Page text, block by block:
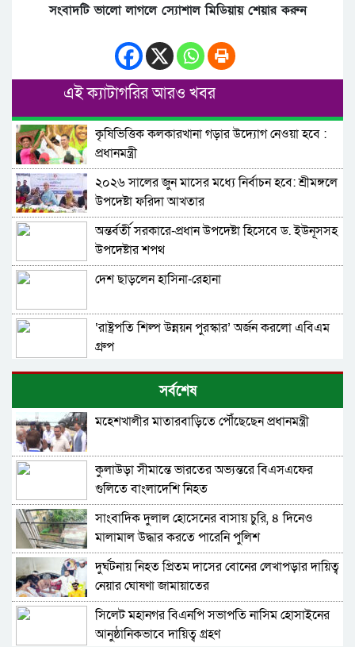
সংবাদটি ভালো লাগলে স্যোশাল মিডিয়ায় শেয়ার করুন
এই ক্যাটাগরির আরও খবর
কৃষিভিত্তিক কলকারখানা গড়ার উদ্যোগ নেওয়া হবে :
প্রধানমন্ত্রী
২০২৬ সালের জুন মাসের মধ্যে নির্বাচন হবে: শ্রীমঙ্গলে
উপদেষ্টা ফরিদা আখতার
অন্তর্বর্তী সরকারে-প্রধান উপদেষ্টা হিসেবে ড. ইউনূসসহ
উপদেষ্টার শপথ
দেশ ছাড়লেন হাসিনা-রেহানা
‘রাষ্ট্রপতি শিল্প উন্নয়ন পুরস্কার’ অর্জন করলো এবিএম
গ্রুপ
রাষ্ট্রপতির বইয়ের ইংরেজি সংস্করণ প্রকাশিত
ভাষা শহীদদের প্রতি রাষ্ট্রপতি ও প্রধানমন্ত্রীর শ্রদ্ধা
অধিক উৎপাদনশীল জাতের বীজ উদ্ভাবনে
কৃষিবিজ্ঞানীদের নিরলস প্রচেষ্টা অব্যাহত রাখতে হবে:
রাষ্ট্রপতি
সরকার কোস্ট গার্ডের আধুনিকায়নে ব্যাপক পদক্ষেপ
গ্রহণ করেছে : রাষ্ট্রপতি
বিশ্ববিদ্যালয়ে গবেষণা কার্যক্রম বাড়ানোর তাগিদ
রাষ্ট্রপতির
সর্বশেষ
মহেশখালীর মাতারবাড়িতে পৌঁছেছেন প্রধানমন্ত্রী
কুলাউড়া সীমান্তে ভারতের অভ্যন্তরে বিএসএফের
গুলিতে বাংলাদেশি নিহত
সাংবাদিক দুলাল হোসেনের বাসায় চুরি, ৪ দিনেও
মালামাল উদ্ধার করতে পারেনি পুলিশ
দুর্ঘটনায় নিহত প্রিতম দাসের বোনের লেখাপড়ার দায়িত্ব
নেয়ার ঘোষণা জামায়াতের
সিলেট মহানগর বিএনপি সভাপতি নাসিম হোসাইনের
আনুষ্ঠানিকভাবে দায়িত্ব গ্রহণ